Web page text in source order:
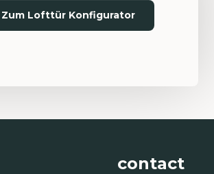
Zum Lofttür Konfigurator
contact